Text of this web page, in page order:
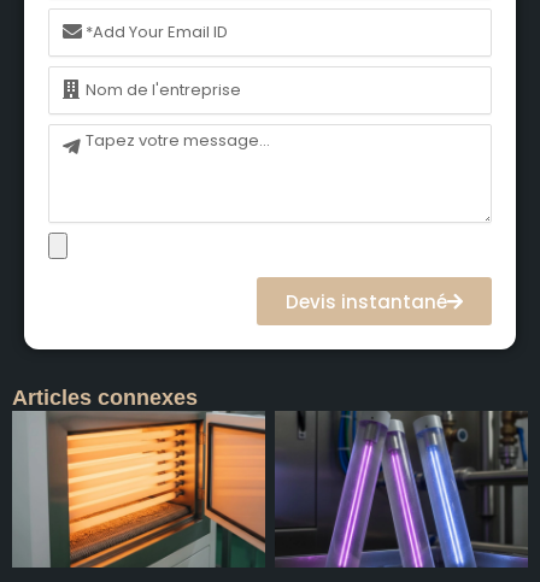
Courriel
Nom
Message
Devis instantané
Articles connexes